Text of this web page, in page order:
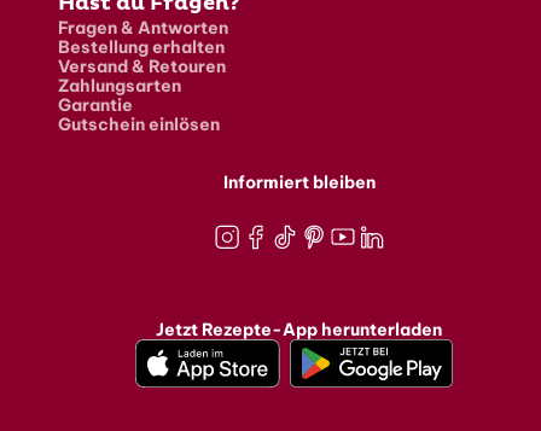
Fragen & Antworten
Bestellung erhalten
Versand & Retouren
Zahlungsarten
Garantie
Gutschein einlösen
Informiert bleiben
Jetzt Rezepte-App herunterladen